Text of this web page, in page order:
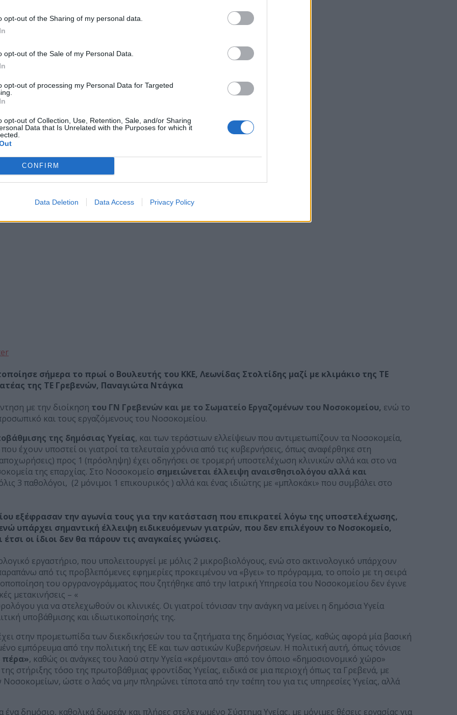
opt-out of the Sharing of my personal data.
opt-out of the Sale of my Personal Data.
opt-out of processing my Personal Data for Targeted
opt-out of Collection, Use, Retention, Sale, and/or Sharing
Data that Is Unrelated with the Purposes for which it
CONFIRM
Data Deletion Data Access Privacy Policy
σήμερα το πρωί ο Βουλευτής του ΚΚΕ, Λεωνίδας Στολτίδης μαζί με κλιμάκιο της ΤΕ
της ΤΕ Γρεβενών, Παναγιώτα Ντάγκα
με την διοίκηση του ΓΝ Γρεβενών και με το Σωματείο Εργαζομένων του Νοσοκομείου, ενώ το
και τους εργαζόμενους του Νοσοκομείου.
της δημόσιας Υγείας, και των τεράστιων ελλείψεων που αντιμετωπίζουν τα Νοσοκομεία,
έχουν υποστεί οι γιατροί τα τελευταία χρόνια από τις κυβερνήσεις, όπως αναφέρθηκε στη
προς 1 (πρόσληψη) έχει οδηγήσει σε τρομερή υποστελέχωση κλινικών αλλά και στο να
της επαρχίας. Στο Νοσοκομείο σημειώνεται έλλειψη αναισθησιολόγου αλλά και
3 παθολόγοι, (2 μόνιμοι 1 επικουρικός ) αλλά και ένας ιδιώτης με «μπλοκάκι» που συμβάλει στο
εξέφρασαν την αγωνία τους για την κατάσταση που επικρατεί λόγω της υποστελέχωσης,
υπάρχει σημαντική έλλειψη ειδικευόμενων γιατρών, που δεν επιλέγουν το Νοσοκομείο,
οι ίδιοι δεν θα πάρουν τις αναγκαίες γνώσεις.
εργαστήριο, που υπολειτουργεί με μόλις 2 μικροβιολόγους, ενώ στο ακτινολογικό υπάρχουν
από τις προβλεπόμενες εφημερίες προκειμένου να «βγει» το πρόγραμμα, το οποίο με τη σειρά
του οργρανογράμματος που ζητήθηκε από την Ιατρική Υπηρεσία του Νοσοκομείου δεν έγινε
μετακινήσεις – «
για να στελεχωθούν οι κλινικές. Οι γιατροί τόνισαν την ανάγκη να μείνει η δημόσια Υγεία
υποβάθμισης και ιδιωτικοποίησής της.
στην προμετωπίδα των διεκδικήσεών του τα ζητήματα της δημόσιας Υγείας, καθώς αφορά μία βασική
εμπόρευμα από την πολιτική της ΕΕ και των αστικών Κυβερνήσεων. Η πολιτική αυτή, όπως τόνισε
πέρα», καθώς οι ανάγκες του λαού στην Υγεία «κρέμονται» από τον όποιο «δημοσιονομικό χώρο»
στήριξης τόσο της πρωτοβάθμιας φροντίδας Υγείας, ειδικά σε μια περιοχή όπως τα Γρεβενά, με
ώστε ο λαός να μην πληρώνει τίποτα από την τσέπη του για τις υπηρεσίες Υγείας, αλλά
δημόσιο, καθολικά δωρεάν και πλήρες στελεχωμένο Σύστημα Υγείας, με μόνιμες θέσεις εργασίας για